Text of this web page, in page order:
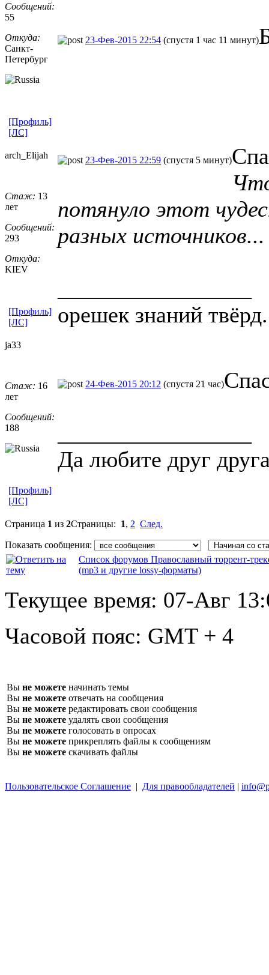
Сообщений:
55
Откуда:
Санкт-
Петерб​ург
23-Фев-2015 22:54 (спустя 1 час 11 минут)
[Профиль]
[ЛС]
arch_Elijah
Стаж: 13
лет
Сообщений:
293
Откуда:
KIEV
23-Фев-2015 22:59 (спустя 5 минут)
потянуло этот
разных источников...
орешек знаний
[Профиль]
[ЛС]
ja33
Стаж: 16
лет
Сообщений:
188
24-Фев-2015 20:12 (спустя 21 час)
Да любите друг
[Профиль]
[ЛС]
Страница 1 из 2Страницы: 1, 2 След.
Показать сообщения:
Список форумов Православный торрент-
(mp3 и другие lossy-форматы)
Текущее время: 07-Авг
Часовой пояс: GMT + 4
Вы не можете начинать темы
Вы не можете отвечать на сообщения
Вы не можете редактировать свои сообщения
Вы не можете удалять свои сообщения
Вы не можете голосовать в опросах
Вы не можете прикреплять файлы к сообщениям
Вы не можете скачивать файлы
Пользовательское Соглашение | Для правообладателей |